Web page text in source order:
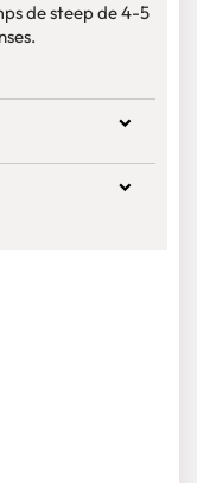
de steep de 4-5